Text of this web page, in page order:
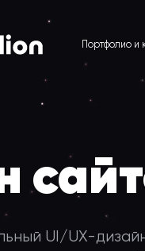
Портфолио и
UI/UX-